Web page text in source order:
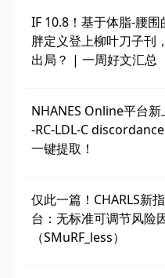
IF 10.8！基于体脂-腰围
胖定义登上柳叶刀子刊
出局？ | 一周好文汇总
NHANES Online平台新
-RC-LDL-C
一键提取！
仅此一篇！CHARLS新
台：无标准可调节风险
（SMuRF_less）